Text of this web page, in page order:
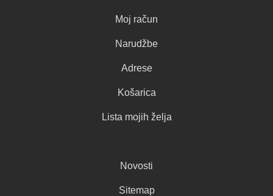
Moj račun
Narudžbe
Adrese
Košarica
Lista mojih želja
Novosti
Sitemap